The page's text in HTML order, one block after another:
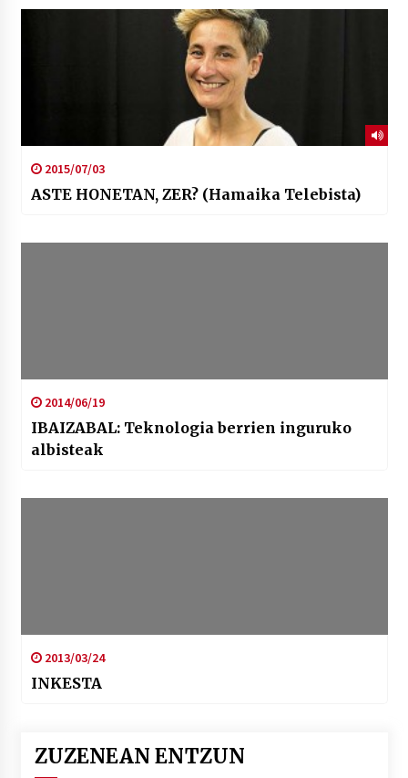
2015/07/03
ASTE HONETAN, ZER? (Hamaika Telebista)
2014/06/19
IBAIZABAL: Teknologia berrien inguruko
albisteak
2013/03/24
INKESTA
ZUZENEAN ENTZUN